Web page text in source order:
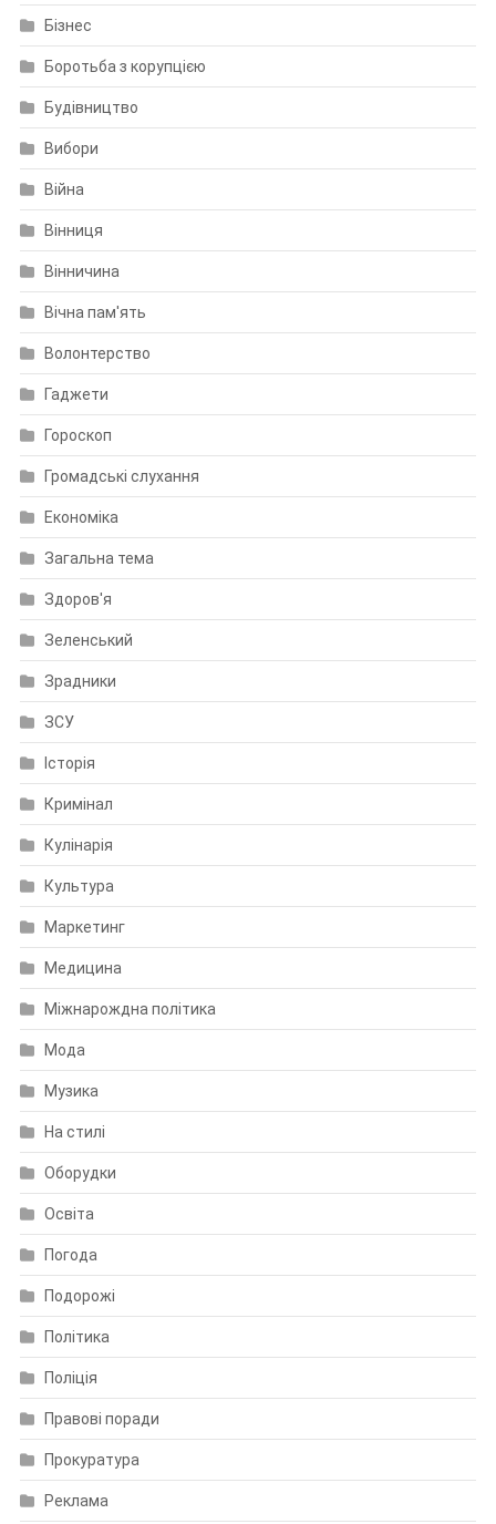
Бізнес
Боротьба з корупцією
Будівництво
Вибори
Війна
Вінниця
Вінничина
Вічна пам'ять
Волонтерство
Гаджети
Гороскоп
Громадські слухання
Економіка
Загальна тема
Здоров'я
Зеленський
Зрадники
ЗСУ
Історія
Кримінал
Кулінарія
Культура
Маркетинг
Медицина
Міжнарождна політика
Мода
Музика
На стилі
Оборудки
Освіта
Погода
Подорожі
Політика
Поліція
Правові поради
Прокуратура
Реклама